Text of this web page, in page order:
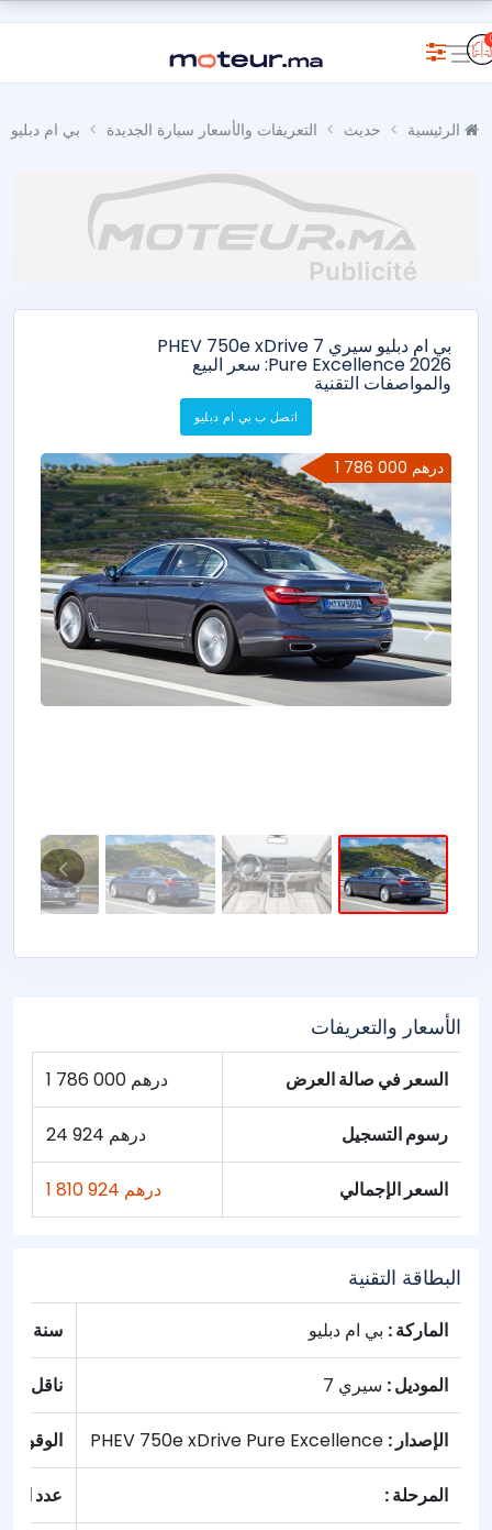
حديث التعريفات والأسعار سيارة الجديدة بي ام دبليو
بي ام دبليو سيري 7 PHEV 750e xDrive
Pure Excellence 2026: سعر البيع
والمواصفات التقنية
اتصل ب بي ام دبليو
1 786 000 درهم
الأسعار والتعريفات
السعر في صالة العرض 1 786 000 درهم
رسوم التسجيل 24 924 درهم
السعر الإجمالي 1 810 924 درهم
البطاقة التقنية
الماركة : بي ام دبليو سنة :
الموديل : سيري 7 ناقل
الإصدار : الوقود :
المرحلة : عدد